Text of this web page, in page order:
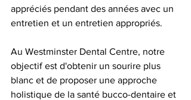
appréciés pendant des années avec un
entretien et un entretien appropriés.
Au Westminster Dental Centre, notre
objectif est d'obtenir un sourire plus
blanc et de proposer une approche
holistique de la santé bucco-dentaire et